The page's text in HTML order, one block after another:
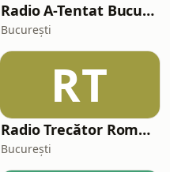
Radio A-Tentat Bucuresti
București
RT
Radio Trecător România
București